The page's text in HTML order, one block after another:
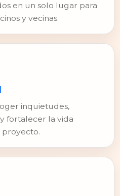
en un solo lugar para
y vecinas.
inquietudes,
fortalecer la vida